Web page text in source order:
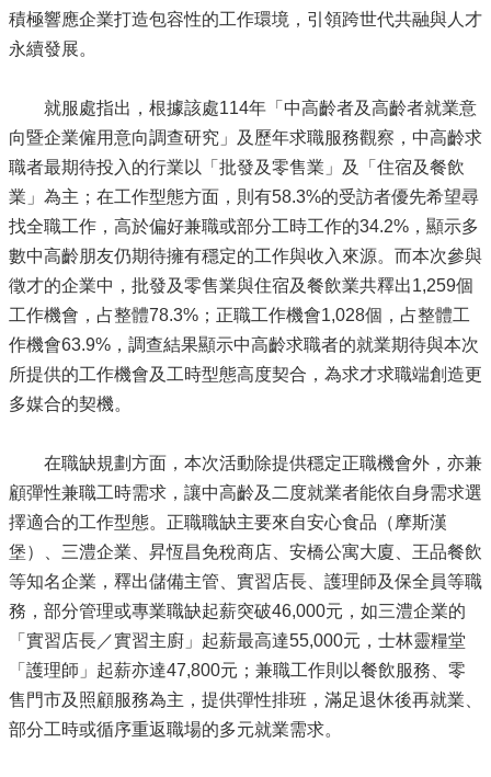
積極響應企業打造包容性的工作環境，引領跨世代共融與人才
永續發展。
就服處指出，根據該處114年「中高齡者及高齡者就業意
向暨企業僱用意向調查研究」及歷年求職服務觀察，中高齡求
職者最期待投入的行業以「批發及零售業」及「住宿及餐飲
業」為主；在工作型態方面，則有58.3%的受訪者優先希望尋
找全職工作，高於偏好兼職或部分工時工作的34.2%，顯示多
數中高齡朋友仍期待擁有穩定的工作與收入來源。而本次參與
徵才的企業中，批發及零售業與住宿及餐飲業共釋出1,259個
工作機會，占整體78.3%；正職工作機會1,028個，占整體工
作機會63.9%，調查結果顯示中高齡求職者的就業期待與本次
所提供的工作機會及工時型態高度契合，為求才求職端創造更
多媒合的契機。
在職缺規劃方面，本次活動除提供穩定正職機會外，亦兼
顧彈性兼職工時需求，讓中高齡及二度就業者能依自身需求選
擇適合的工作型態。正職職缺主要來自安心食品（摩斯漢
堡）、三澧企業、昇恆昌免稅商店、安橋公寓大廈、王品餐飲
等知名企業，釋出儲備主管、實習店長、護理師及保全員等職
務，部分管理或專業職缺起薪突破46,000元，如三澧企業的
「實習店長／實習主廚」起薪最高達55,000元，士林靈糧堂
「護理師」起薪亦達47,800元；兼職工作則以餐飲服務、零
售門市及照顧服務為主，提供彈性排班，滿足退休後再就業、
部分工時或循序重返職場的多元就業需求。